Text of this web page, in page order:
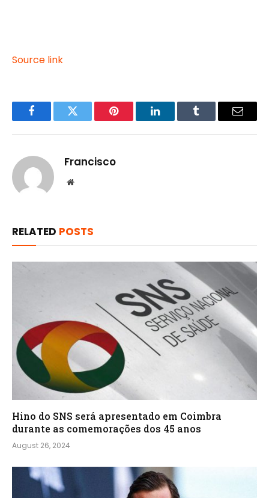
Source link
FacebookTwitter Pinterest LinkedInTumblr Email
Francisco
Website
RELATED POSTS
Hino do SNS será apresentado em Coimbra
durante as comemorações dos 45 anos
August 26, 2024